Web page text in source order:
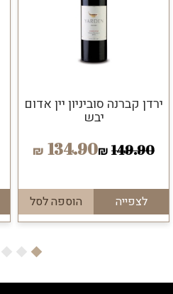
ירדן קברנה סוביניון יין אדום
יבש
149.90
₪
134.90
₪
לצפייה הוספה לסל